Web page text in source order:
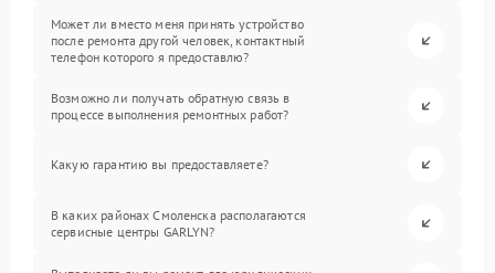
Может ли вместо меня принять устройство
после ремонта другой человек, контактный
телефон которого я предоставлю?
Возможно ли получать обратную связь в
процессе выполнения ремонтных работ?
Какую гарантию вы предоставляете?
В каких районах Смоленска располагаются
сервисные центры GARLYN?